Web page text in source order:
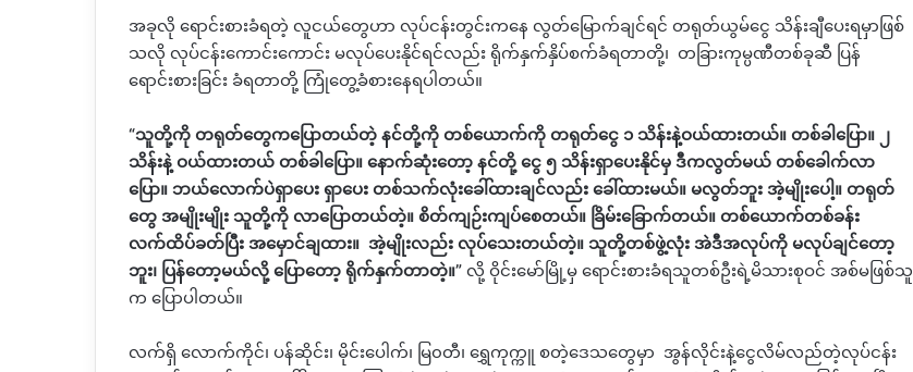
အခုလို ရောင်းစားခံရတဲ့ လူငယ်တွေဟာ လုပ်ငန်းတွင်းကနေ လွတ်မြောက်ချင်ရင် တရုတ်ယွမ်ငွေ သိန်းချီပေးရမှာဖြစ်
သလို လုပ်ငန်းကောင်းကောင်း မလုပ်ပေးနိုင်ရင်လည်း ရိုက်နှက်နှိပ်စက်ခံရတာတို့၊ တခြားကုမ္ပဏီတစ်ခုဆီ ပြန်
ရောင်းစားခြင်း ခံရတာတို့ ကြုံတွေ့ခံစားနေရပါတယ်။
“သူတို့ကို တရုတ်တွေကပြောတယ်တဲ့ နင်တို့ကို တစ်ယောက်ကို တရုတ်ငွေ ၁ သိန်းနဲ့ဝယ်ထားတယ်။ တစ်ခါပြော။ ၂
သိန်းနဲ့ ဝယ်ထားတယ် တစ်ခါပြော။ နောက်ဆုံးတော့ နင်တို့ ငွေ ၅ သိန်းရှာပေးနိုင်မှ ဒီကလွတ်မယ် တစ်ခေါက်လာ
ပြော။ ဘယ်လောက်ပဲရှာပေး ရှာပေး တစ်သက်လုံးခေါ်ထားချင်လည်း ခေါ်ထားမယ်။ မလွတ်ဘူး အဲ့မျိုးပေါ့။ တရုတ်
တွေ အမျိုးမျိုး သူတို့ကို လာပြောတယ်တဲ့။ စိတ်ကျဉ်းကျပ်စေတယ်။ ခြိမ်းခြောက်တယ်။ တစ်ယောက်တစ်ခန်း
လက်ထိပ်ခတ်ပြီး အမှောင်ချထား။ အဲ့မျိုးလည်း လုပ်သေးတယ်တဲ့။ သူတို့တစ်ဖွဲ့လုံး အဲဒီအလုပ်ကို မလုပ်ချင်တော့
ဘူး၊ ပြန်တော့မယ်လို့ ပြောတော့ ရိုက်နှက်တာတဲ့။” လို့ ဝိုင်းမော်မြို့မှ ရောင်းစားခံရသူတစ်ဦးရဲ့မိသားစုဝင် အစ်မဖြစ်သူ
က ပြောပါတယ်။
လက်ရှိ လောက်ကိုင်၊ ပန်ဆိုင်း၊ မိုင်းပေါက်၊ မြ၀တီ၊ ရွှေကုက္ကူ စတဲ့ဒေသတွေမှာ အွန်လိုင်းနဲ့ငွေလိမ်လည်တဲ့လုပ်ငန်း